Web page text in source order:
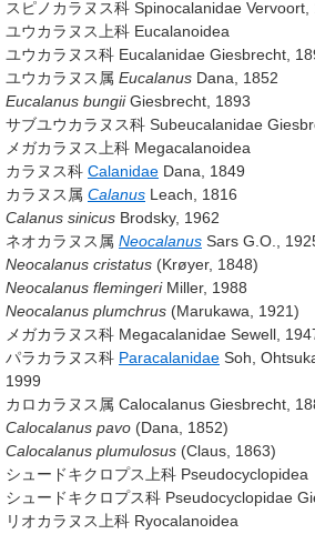
スピノカラヌス科 Spinocalanidae Vervoort,
ユウカラヌス上科 Eucalanoidea
ユウカラヌス科 Eucalanidae Giesbrecht,
ユウカラヌス属 Eucalanus Dana, 1852
Eucalanus bungii Giesbrecht, 1893
サブユウカラヌス科 Subeucalanidae
メガカラヌス上科 Megacalanoidea
カラヌス科 Calanidae Dana, 1849
カラヌス属 Calanus Leach, 1816
Calanus sinicus Brodsky, 1962
ネオカラヌス属 Neocalanus Sars G.O.,
Neocalanus cristatus (Krøyer, 1848)
Neocalanus flemingeri Miller, 1988
Neocalanus plumchrus (Marukawa, 1921)
メガカラヌス科 Megacalanidae Sewell,
パラカラヌス科 Paracalanidae Soh,
1999
カロカラヌス属 Calocalanus Giesbrecht,
Calocalanus pavo (Dana, 1852)
Calocalanus plumulosus (Claus, 1863)
シュードキクロプス上科 Pseudocyclopidea
シュードキクロプス科 Pseudocyclopidae
リオカラヌス上科 Ryocalanoidea